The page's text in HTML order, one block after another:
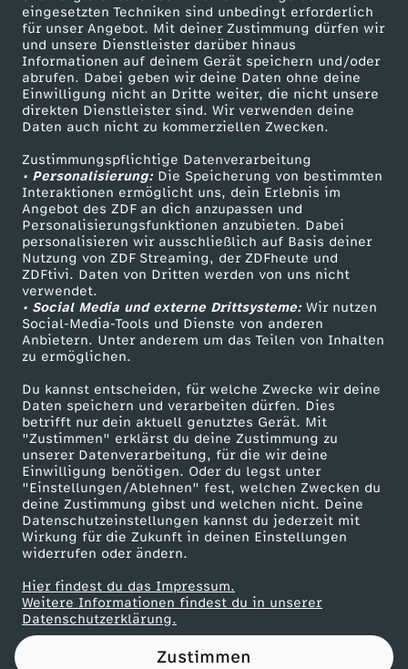
eingesetzten Techniken sind unbedingt erforderlich
für unser Angebot. Mit deiner Zustimmung dürfen wir
und unsere Dienstleister darüber hinaus
Informationen auf deinem Gerät speichern und/oder
abrufen. Dabei geben wir deine Daten ohne deine
Einwilligung nicht an Dritte weiter, die nicht unsere
direkten Dienstleister sind. Wir verwenden deine
Daten auch nicht zu kommerziellen Zwecken.
Zustimmungspflichtige Datenverarbeitung
• Personalisierung:Die Speicherung von bestimmten
Interaktionen ermöglicht uns, dein Erlebnis im
Angebot des ZDF an dich anzupassen und
Personalisierungsfunktionen anzubieten. Dabei
personalisieren wir ausschließlich auf Basis deiner
Nutzung von ZDF Streaming, der ZDFheute und
ZDFtivi. Daten von Dritten werden von uns nicht
verwendet.
• Social Media und externe Drittsysteme:Wir nutzen
Social-Media-Tools und Dienste von anderen
Anbietern. Unter anderem um das Teilen von Inhalten
zu ermöglichen.
Du kannst entscheiden, für welche Zwecke wir deine
Daten speichern und verarbeiten dürfen. Dies
betrifft nur dein aktuell genutztes Gerät. Mit
"Zustimmen" erklärst du deine Zustimmung zu
unserer Datenverarbeitung, für die wir deine
Einwilligung benötigen. Oder du legst unter
"Einstellungen/Ablehnen" fest, welchen Zwecken du
deine Zustimmung gibst und welchen nicht. Deine
Datenschutzeinstellungen kannst du jederzeit mit
Wirkung für die Zukunft in deinen Einstellungen
widerrufen oder ändern.
Hier findest du das Impressum.
Weitere Informationen findest du in unserer
Datenschutzerklärung.
Zustimmen
i
e
k
o
c
h
t
i
m
S
T
E
R
N
E
Mehr ZDF
ZDF-Apps
Smart TV
ZDFtext
Livestreams
Sendungen A-Z
TV-Programm
Service
ZDFmitreden
Kontakt zum ZDF
Tickets
Zuschauerservice
Hilfe
ZDF Unternehmen
Karriere
ZDF goes Schule
Werbefernsehen
Mainzelmännchen
Partner